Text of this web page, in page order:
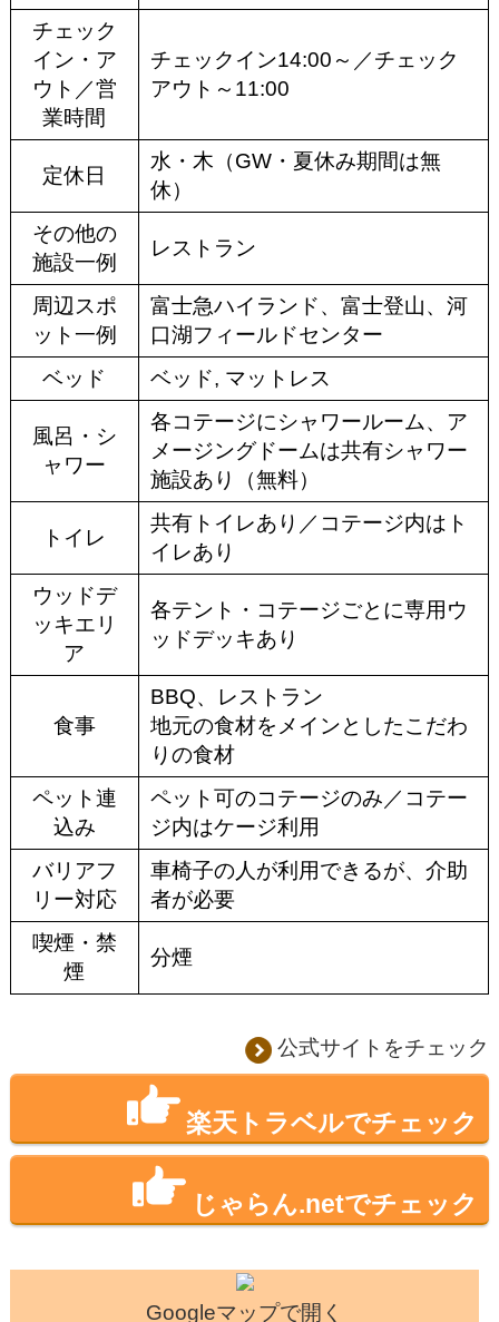
チェック
イン・ア
ウト／営
業時間
チェックイン14:00～／チェック
アウト～11:00
定休日
水・木（GW・夏休み期間は無
休）
その他の
施設一例
レストラン
周辺スポ
ット一例
富士急ハイランド、富士登山、河
口湖フィールドセンター
ベッド
ベッド, マットレス
風呂・シ
ャワー
各コテージにシャワールーム、ア
メージングドームは共有シャワー
施設あり（無料）
トイレ
共有トイレあり／コテージ内はト
イレあり
ウッドデ
ッキエリ
ア
各テント・コテージごとに専用ウ
ッドデッキあり
食事
BBQ、レストラン
地元の食材をメインとしたこだわ
りの食材
ペット連
込み
ペット可のコテージのみ／コテー
ジ内はケージ利用
バリアフ
リー対応
車椅子の人が利用できるが、介助
者が必要
喫煙・禁
煙
分煙
公式サイトをチェック
楽天トラベルでチェック
じゃらん.netでチェック
Googleマップで開く